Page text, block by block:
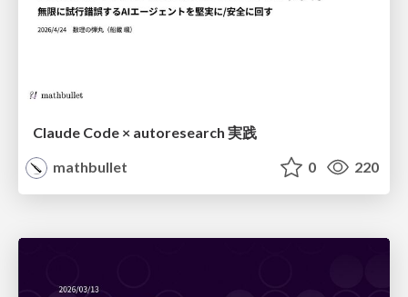
Claude Code × autoresearch 実践
mathbullet
0 220